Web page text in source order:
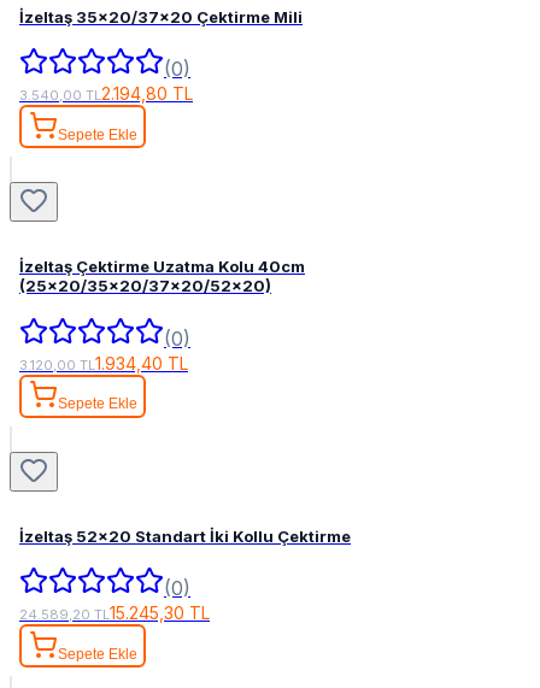
İzeltaş 35x20/37x20 Çektirme Mili
(0)
3.540,00 TL2.194,80 TL
Sepete Ekle
İzeltaş Çektirme Uzatma Kolu 40cm
(25x20/35x20/37x20/52x20)
(0)
3.120,00 TL 1.934,40 TL
Sepete Ekle
İzeltaş 52x20 Standart İki Kollu Çektirme
(0)
24.589,20 TL15.245,30 TL
Sepete Ekle